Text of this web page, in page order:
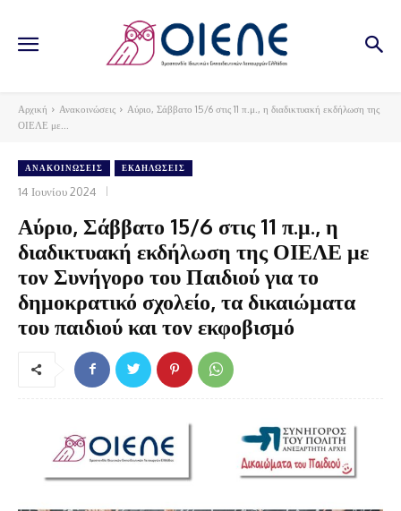
Αρχική Ανακοινώσεις
Αύριο, Σάββατο 15/6 στις 11 π.μ., η διαδικτυακή εκδήλωση της
ΟΙΕΛΕ με...
ΑΝΑΚΟΙΝΏΣΕΙΣ ΕΚΔΗΛΏΣΕΙΣ
14 Ιουνίου 2024
Αύριο, Σάββατο 15/6 στις 11 π.μ., η
διαδικτυακή εκδήλωση της ΟΙΕΛΕ με
τον Συνήγορο του Παιδιού για το
δημοκρατικό σχολείο, τα δικαιώματα
του παιδιού και τον εκφοβισμό